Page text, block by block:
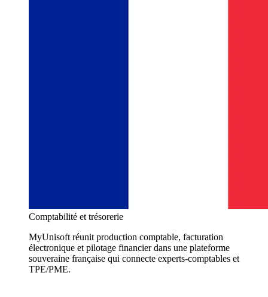
Comptabilité et trésorerie
MyUnisoft réunit production comptable, facturation
électronique et pilotage financier dans une plateforme
souveraine française qui connecte experts-comptables et
TPE/PME.